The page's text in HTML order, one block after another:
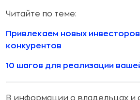
Читайте по теме:
Привлекаем новых
конкурентов
10 шагов для реализации
В информации о владельцах и